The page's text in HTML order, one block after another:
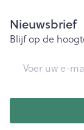
Nieuwsbrief
Blijf op de